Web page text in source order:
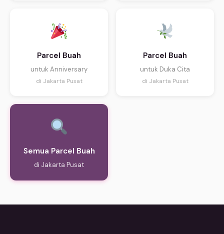
Parcel Buah
untuk Anniversary
di Jakarta Pusat
Parcel Buah
untuk Duka Cita
di Jakarta Pusat
Semua Parcel Buah
di Jakarta Pusat